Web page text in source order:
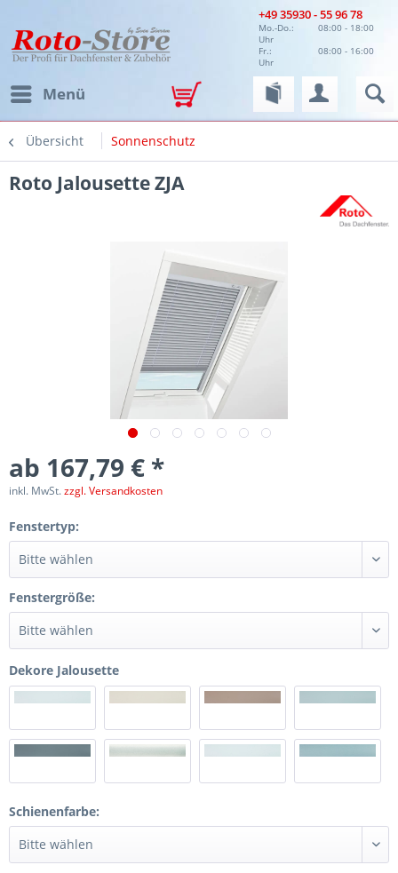
+49 35930 - 55 96 78
Mo.-Do.:
08:00 - 18:00
Uhr
Fr.:
08:00 - 16:00
Uhr
Menü
Übersicht Sonnenschutz
Roto Jalousette ZJA
ab 167,79 € *
inkl. MwSt.zzgl. Versandkosten
Fenstertyp:
Fenstergröße:
Dekore Jalousette
Schienenfarbe: